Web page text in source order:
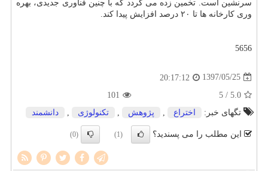
سرنشین است. تخمین زده می گردد كه با چنین فناوری جدیدی، بهره
وری كارخانه ها تا ۲۰ درصد افزایش پیدا كند.
5656
1397/05/25
20:17:12
5.0
/ 5
101
تگهای خبر:
اختراع پژوهش تكنولوژی دانشمند
این مطلب را می پسندید؟ (1)
(0)